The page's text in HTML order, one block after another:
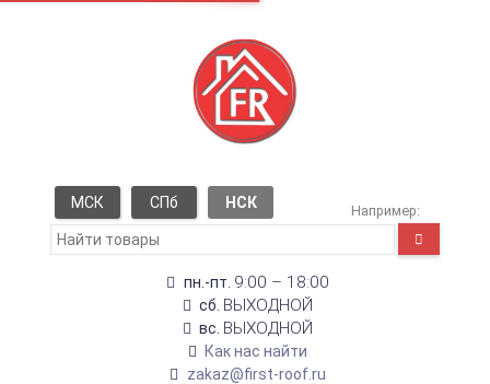
МСК СПб НСК Например:
пн.-пт. 9:00 – 18:00
сб. ВЫХОДНОЙ
вс. ВЫХОДНОЙ
Как нас найти
zakaz@first-roof.ru